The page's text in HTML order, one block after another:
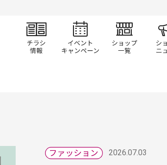
チラシ情報 イベント/キャンペ
ショ
2026.07.03